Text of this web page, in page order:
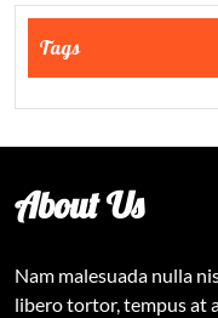
Tags
About Us
Nam malesuada nulla
libero tortor, tempus at